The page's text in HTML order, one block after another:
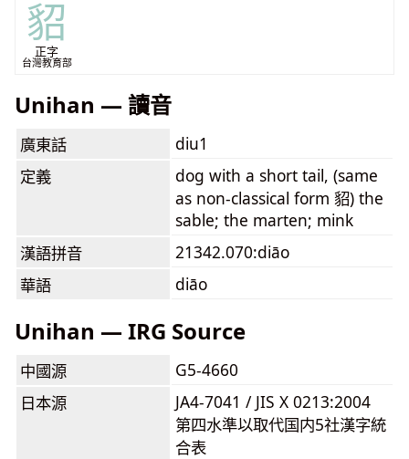
貂
正字
台灣教育部
Unihan — 讀音
廣東話
diu1
定義
dog with a short tail, (same
as non-classical form 貂) the
sable; the marten; mink
漢語拼音
21342.070:diāo
華語
diāo
Unihan — IRG Source
中國源
G5-4660
日本源
JA4-7041 / JIS X 0213:2004
第四水準以取代国内5社漢字統
合表